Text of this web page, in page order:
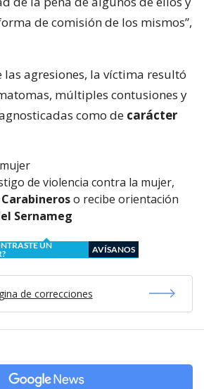
de comisión de los mismos”,
las agresiones, la víctima resultó
múltiples contusiones y
como de carácter
de violencia contra la mujer,
Carabineroso recibe orientación
Sernameg
UN
AVÍSANOS
de correcciones